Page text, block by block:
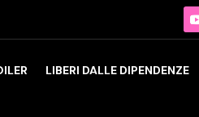
LIBERI DALLE DIPENDENZE